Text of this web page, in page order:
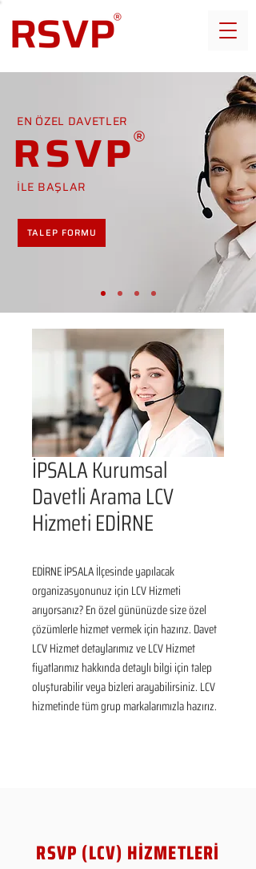
EN ÖZEL DAVETLER
RSVP
İLE BAŞLAR
TALEP FORMU
İPSALA Kurumsal
Davetli Arama LCV
Hizmeti EDİRNE
EDİRNE İPSALA İlçesinde yapılacak
organizasyonunuz için LCV Hizmeti
arıyorsanız? En özel gününüzde size özel
çözümlerle hizmet vermek için hazırız. Davet
LCV Hizmet detaylarımız ve LCV Hizmet
fiyatlarımız hakkında detaylı bilgi için talep
oluşturabilir veya bizleri arayabilirsiniz. LCV
hizmetinde tüm grup markalarımızla hazırız.
RSVP (LCV) HİZMETLERİ